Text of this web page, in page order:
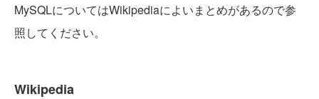
MySQLについてはWikipediaによいまとめがあるので参
照してください。
Wikipedia